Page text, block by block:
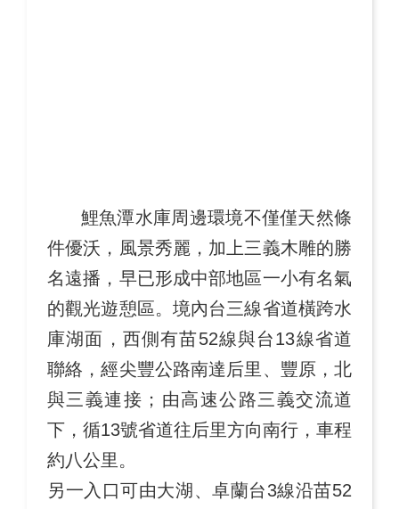
鯉魚潭水庫周邊環境不僅僅天然條
件優沃，風景秀麗，加上三義木雕的勝
名遠播，早已形成中部地區一小有名氣
的觀光遊憩區。境內台三線省道橫跨水
庫湖面，西側有苗52線與台13線省道
聯絡，經尖豐公路南達后里、豐原，北
與三義連接；由高速公路三義交流道
下，循13號省道往后里方向南行，車程
約八公里。
另一入口可由大湖、卓蘭台3線沿苗52